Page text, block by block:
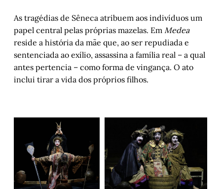
As tragédias de Sêneca atribuem aos indivíduos um
papel central pelas próprias mazelas. Em Medea
reside a história da mãe que, ao ser repudiada e
sentenciada ao exílio, assassina a família real – a qual
antes pertencia – como forma de vingança. O ato
inclui tirar a vida dos próprios filhos.